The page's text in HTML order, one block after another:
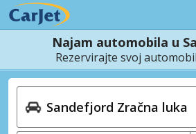
Najam automobila u
Rezervirajte svoj